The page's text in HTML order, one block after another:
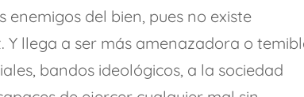
del bien, pues no existe
llega a ser más amenazadora o
bandos ideológicos, a la sociedad